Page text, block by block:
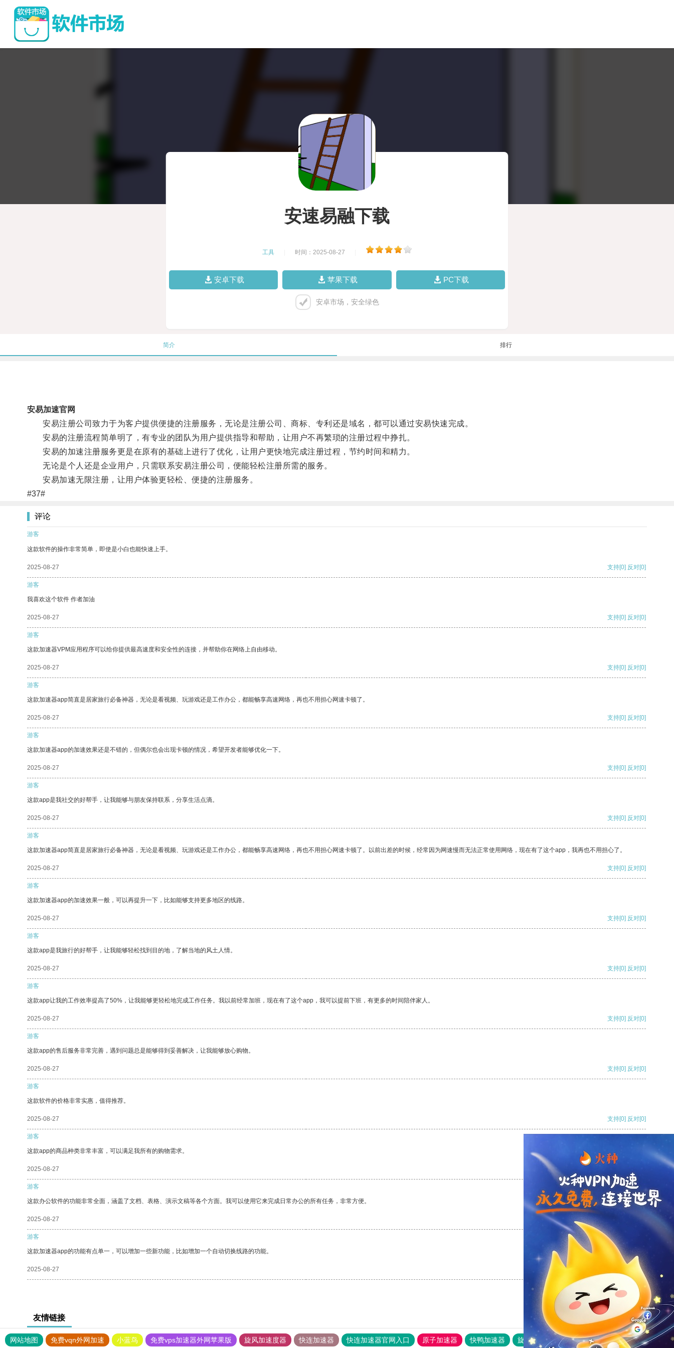
安速易融下载
工具 时间：2025-08-27
安卓下载 苹果下载 PC下载
安卓市场，安全绿色
简介 排行
安易加速官网
安易注册公司致力于为客户提供便捷的注册服务，无论是注册公司、商标、专利还是域名，都可以通过安易快速完成。
安易的注册流程简单明了，有专业的团队为用户提供指导和帮助，让用户不再繁琐的注册过程中挣扎。
安易的加速注册服务更是在原有的基础上进行了优化，让用户更快地完成注册过程，节约时间和精力。
无论是个人还是企业用户，只需联系安易注册公司，便能轻松注册所需的服务。
安易加速无限注册，让用户体验更轻松、便捷的注册服务。
#37#
评论
游客
这款软件的操作非常简单，即使是小白也能快速上手。
2025-08-27 支持[0] 反对[0]
游客
我喜欢这个软件 作者加油
2025-08-27 支持[0] 反对[0]
游客
这款加速器VPM应用程序可以给你提供最高速度和安全性的连接，并帮助你在网络上自由移动。
2025-08-27 支持[0] 反对[0]
游客
这款加速器app简直是居家旅行必备神器，无论是看视频、玩游戏还是工作办公，都能畅享高速网络，再也不用担心网速卡顿了。
2025-08-27 支持[0] 反对[0]
游客
这款加速器app的加速效果还是不错的，但偶尔也会出现卡顿的情况，希望开发者能够优化一下。
2025-08-27 支持[0] 反对[0]
游客
这款app是我社交的好帮手，让我能够与朋友保持联系，分享生活点滴。
2025-08-27 支持[0] 反对[0]
游客
这款加速器app简直是居家旅行必备神器，无论是看视频、玩游戏还是工作办公，都能畅享高速网络，再也不用担心网速卡顿了。以前出差的时候，经常因为网速慢而无法正常使用网络，现在有了这个app，我再也不用担心了。
2025-08-27 支持[0] 反对[0]
游客
这款加速器app的加速效果一般，可以再提升一下，比如能够支持更多地区的线路。
2025-08-27 支持[0] 反对[0]
游客
这款app是我旅行的好帮手，让我能够轻松找到目的地，了解当地的风土人情。
2025-08-27 支持[0] 反对[0]
游客
这款app让我的工作效率提高了50%，让我能够更轻松地完成工作任务。我以前经常加班，现在有了这个app，我可以提前下班，有更多的时间陪伴家人。
2025-08-27 支持[0] 反对[0]
游客
这款app的售后服务非常完善，遇到问题总是能够得到妥善解决，让我能够放心购物。
2025-08-27 支持[0] 反对[0]
游客
这款软件的价格非常实惠，值得推荐。
2025-08-27 支持[0] 反对[0]
游客
这款app的商品种类非常丰富，可以满足我所有的购物需求。
2025-08-27
游客
这款办公软件的功能非常全面，涵盖了文档、表格、演示文稿等各个方面。我可以使用它来完成日常办公的所有任务，非常方便。
2025-08-27 反对
游客
这款加速器app的功能有点单一，可以增加一些新功能，比如增加一个自动切换线路的功能。
2025-08-27 反对[0]
友情链接
网站地图 免费vqn外网加速 小蓝鸟 免费vps加速器外网苹果版 旋风加速度器 快连加速器 快连加速器官网入口 原子加速器 快鸭加速器 旋风加速度器 外网网址导航 软件中心